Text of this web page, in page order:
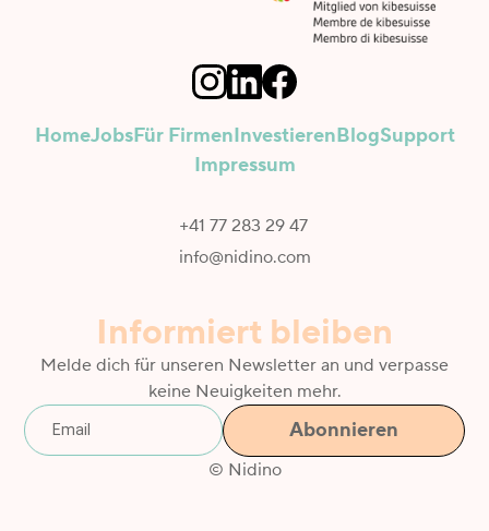
HomeJobsFür FirmenInvestierenBlogSupport
Impressum
+41 77 283 29 47
info@nidino.com
Informiert bleiben
Melde dich für unseren Newsletter an und verpasse
keine Neuigkeiten mehr.
© Nidino